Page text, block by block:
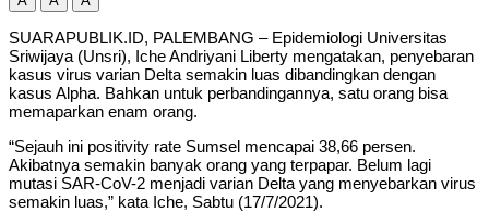
SUARAPUBLIK.ID, PALEMBANG – Epidemiologi Universitas
Sriwijaya (Unsri), Iche Andriyani Liberty mengatakan, penyebaran
kasus virus varian Delta semakin luas dibandingkan dengan
kasus Alpha. Bahkan untuk perbandingannya, satu orang bisa
memaparkan enam orang.
“Sejauh ini positivity rate Sumsel mencapai 38,66 persen.
Akibatnya semakin banyak orang yang terpapar. Belum lagi
mutasi SAR-CoV-2 menjadi varian Delta yang menyebarkan virus
semakin luas,” kata Iche, Sabtu (17/7/2021).